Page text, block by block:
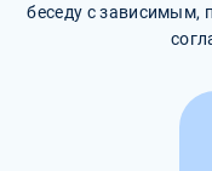
беседу с зависимым,